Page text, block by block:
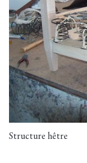
Structure hêtre